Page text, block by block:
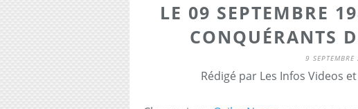
LE 09 SEPTEMBRE
CONQUÉRANTS
9
Rédigé par Les Infos Videos